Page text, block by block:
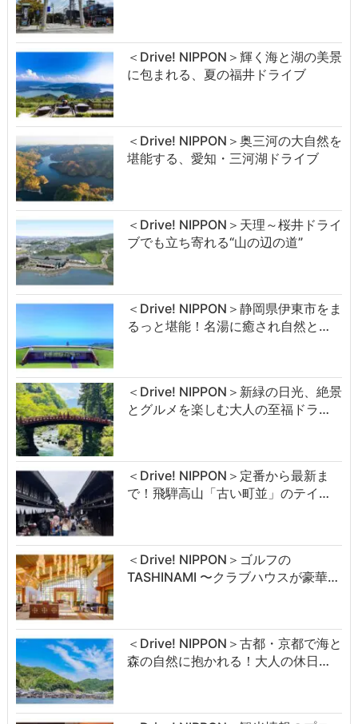
＜Drive! NIPPON＞輝く海と湖の美景
に包まれる、夏の福井ドライブ
＜Drive! NIPPON＞奥三河の大自然を
堪能する、愛知・三河湖ドライブ
＜Drive! NIPPON＞天理～桜井ドライ
ブでも立ち寄れる“山の辺の道”
＜Drive! NIPPON＞静岡県伊東市をま
るっと堪能！名湯に癒され自然と…
＜Drive! NIPPON＞新緑の日光、絶景
とグルメを楽しむ大人の至福ドラ…
＜Drive! NIPPON＞定番から最新ま
で！飛騨高山「古い町並」のテイ…
＜Drive! NIPPON＞ゴルフの
TASHINAMI 〜クラブハウスが豪華…
＜Drive! NIPPON＞古都・京都で海と
森の自然に抱かれる！大人の休日…